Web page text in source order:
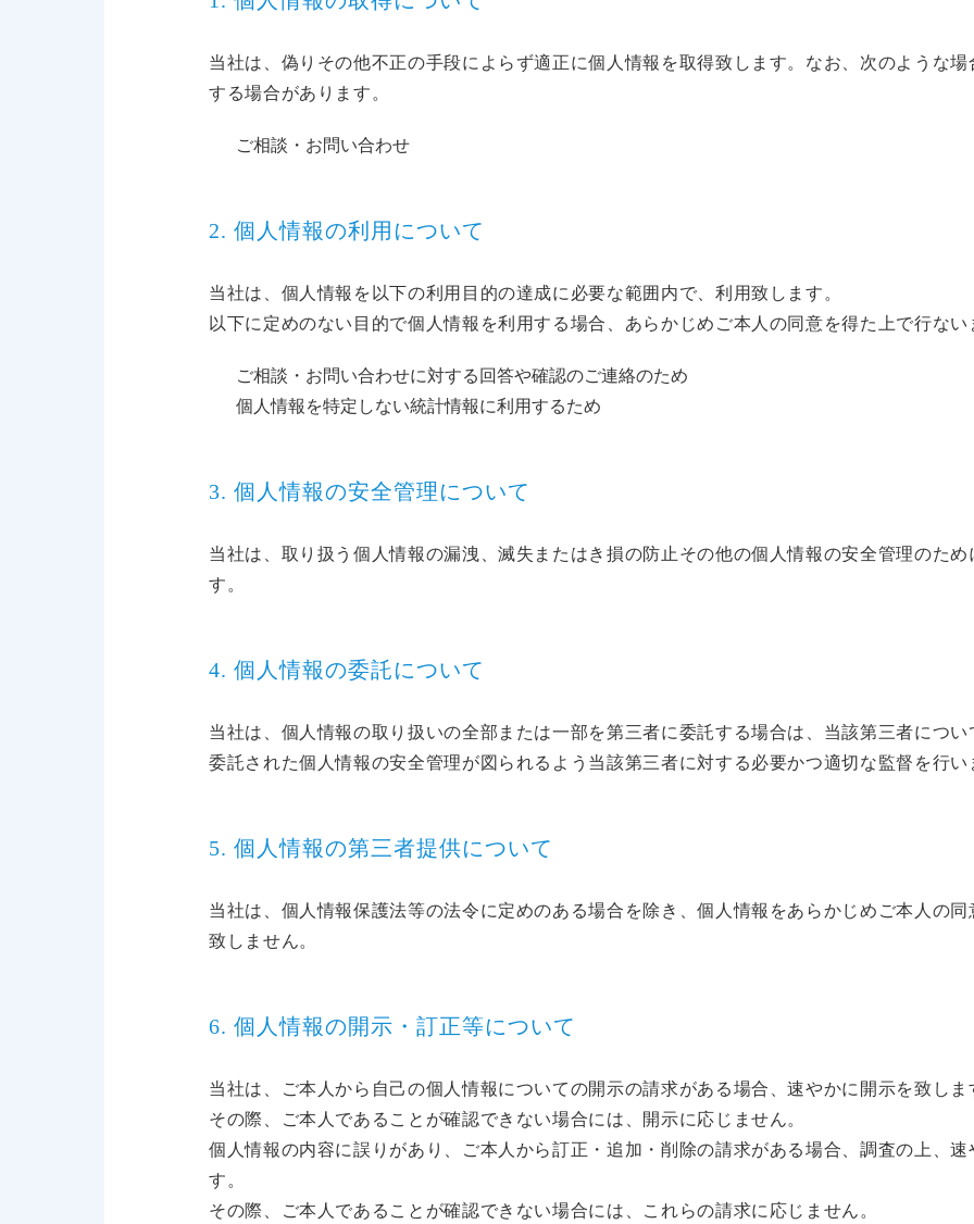
当社は、偽りその他不正の手段によらず適正に個人情報を取得致します。なお、次のような
する場合があります。
ご相談・お問い合わせ
2. 個人情報の利用について
当社は、個人情報を以下の利用目的の達成に必要な範囲内で、利用致します。
以下に定めのない目的で個人情報を利用する場合、あらかじめご本人の同意を得た上で行ない
ご相談・お問い合わせに対する回答や確認のご連絡のため
個人情報を特定しない統計情報に利用するため
3. 個人情報の安全管理について
当社は、取り扱う個人情報の漏洩、滅失またはき損の防止その他の個人情報の安全管理のた
す。
4. 個人情報の委託について
当社は、個人情報の取り扱いの全部または一部を第三者に委託する場合は、当該第三者につ
委託された個人情報の安全管理が図られるよう当該第三者に対する必要かつ適切な監督を行い
5. 個人情報の第三者提供について
当社は、個人情報保護法等の法令に定めのある場合を除き、個人情報をあらかじめご本人の
致しません。
6. 個人情報の開示・訂正等について
当社は、ご本人から自己の個人情報についての開示の請求がある場合、速やかに開示を致しま
その際、ご本人であることが確認できない場合には、開示に応じません。
個人情報の内容に誤りがあり、ご本人から訂正・追加・削除の請求がある場合、調査の上、
す。
その際、ご本人であることが確認できない場合には、これらの請求に応じません。